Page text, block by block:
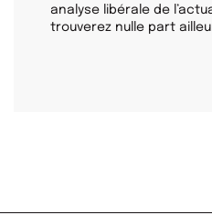
analyse libérale de
trouverez nulle part